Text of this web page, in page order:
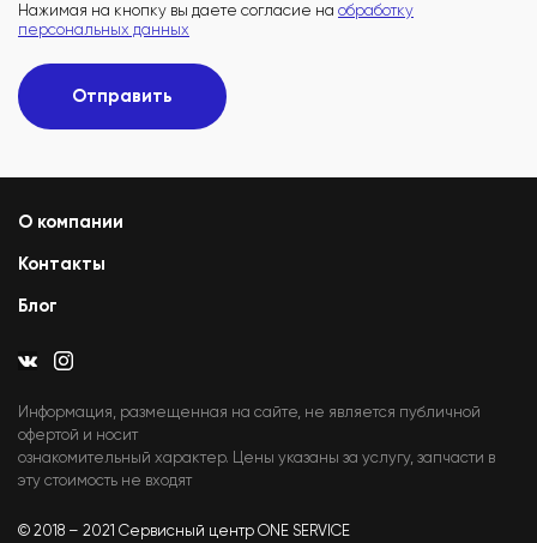
Нажимая на кнопку вы даете согласие на обработку
персональных данных
Отправить
О компании
Контакты
Блог
Информация, размещенная на сайте, не является публичной
офертой и носит
ознакомительный характер. Цены указаны за услугу, запчасти в
эту стоимость не входят
© 2018 – 2021 Сервисный центр ONE SERVICE